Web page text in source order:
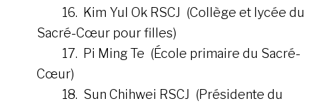
16. Kim Yul Ok RSCJ (Collège et lycée du
Sacré-Cœur pour filles)
17. Pi Ming Te (École primaire du Sacré-
Cœur)
18. Sun Chihwei RSCJ (Présidente du